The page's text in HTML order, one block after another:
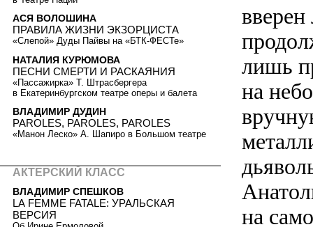
лишь
на
на
АСЯ ВОЛОШИНА
ПРАВИЛА ЖИЗНИ ЭКЗОРЦИСТА
«Слепой» Дуды Пайвы на «БТК-ФЕСТе»
НАТАЛИЯ КУРЮМОВА
ПЕСНИ СМЕРТИ И РАСКАЯНИЯ
«Пассажирка» Т. Штрасбергера
в Екатеринбургском театре оперы и балета
ВЛАДИМИР ДУДИН
PAROLES, PAROLES, PAROLES
«Манон Леско» А. Шапиро в Большом театре
АКТЕРСКИЙ КЛАСС
ВЛАДИМИР СПЕШКОВ
LA FEMME FATALE: УРАЛЬСКАЯ
ВЕРСИЯ